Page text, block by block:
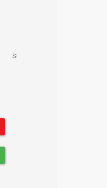
SI